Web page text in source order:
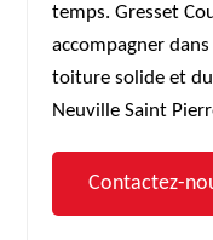
temps. Gresset
accompagner
toiture solide et
Neuville Saint
Contactez-